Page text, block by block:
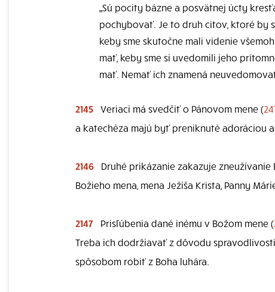
„Sú pocity bázne a posvätnej úcty
pochybovať. Je to druh citov, ktoré by
keby sme skutočne mali videnie
mať, keby sme si uvedomili jeho
mať. Nemať ich znamená
2145 Veriaci má svedčiť o Pánovom mene (
a katechéza majú byť preniknuté adoráciou a
2146
Druhé prikázanie zakazuje
Božieho mena, mena Ježiša Krista, Panny
2147 Prisľúbenia dané inému v Božom mene (
Treba ich dodržiavať z dôvodu
spôsobom robiť z Boha luhára.